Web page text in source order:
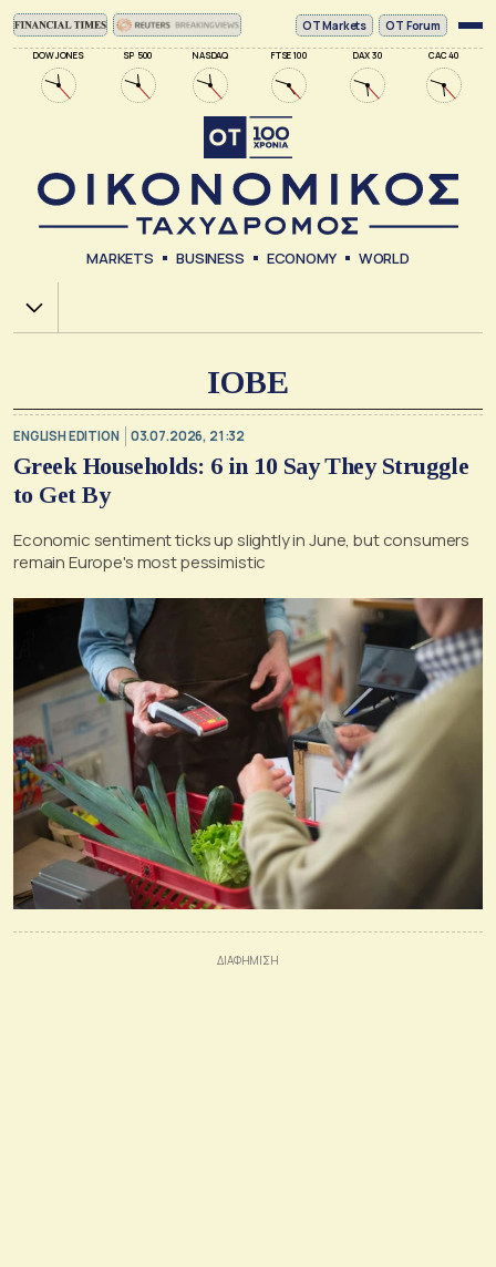
DOW JONES SP 500 NASDAQ FTSE 100 DAX 30 CAC 40
ΟΤ Markets OT Forum
MARKETS BUSINESS ECONOMY WORLD
Χ.Α.
IOBE
ENGLISH EDITION 03.07.2026, 21:32
Greek Households: 6 in 10 Say They Struggle
to Get By
Economic sentiment ticks up slightly in June, but consumers
remain Europe's most pessimistic